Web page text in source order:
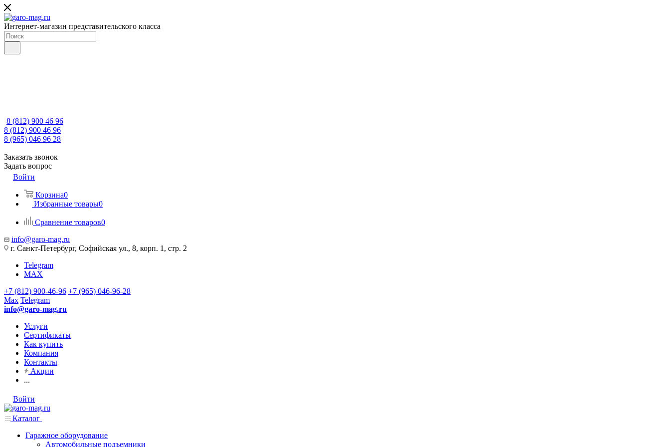
Интернет-магазин представительского класса
8 (812) 900 46 96
8 (812) 900 46 96
8 (965) 046 96 28
Заказать звонок
Задать вопрос
Войти
Корзина0
Избранные товары0
Сравнение товаров0
info@garo-mag.ru
г. Санкт-Петербург, Софийская ул., 8, корп. 1, стр. 2
Telegram
MAX
+7 (812) 900-46-96 +7 (965) 046-96-28
Max Telegram
info@garo-mag.ru
Услуги
Сертификаты
Как купить
Компания
Контакты
Акции
...
Войти
Каталог
Гаражное оборудование
Автомобильные подъемники